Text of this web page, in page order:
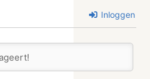
Inloggen